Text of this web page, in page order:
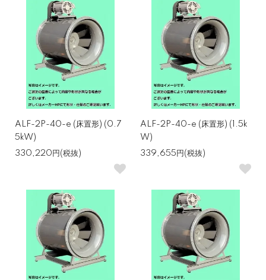
ALF-2P-40-e (床置形) (0.7
5kW)
330,220円(税抜)
ALF-2P-40-e (床置形) (1.5k
W)
339,655円(税抜)